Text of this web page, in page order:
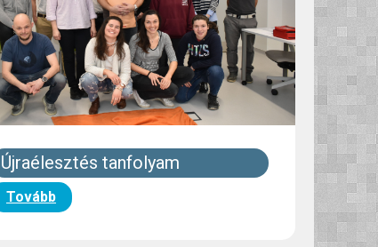
Újraélesztés tanfolyam
Tovább